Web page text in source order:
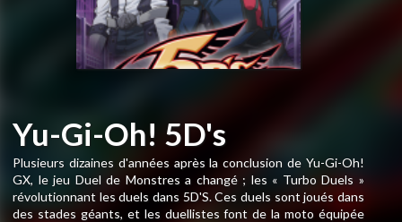
Yu-Gi-Oh! 5D's
Plusieurs dizaines d'années après la conclusion de Yu-Gi-Oh!
GX, le jeu Duel de Monstres a changé ; les « Turbo Duels »
révolutionnant les duels dans 5D'S. Ces duels sont joués dans
des stades géants, et les duellistes font de la moto équipée